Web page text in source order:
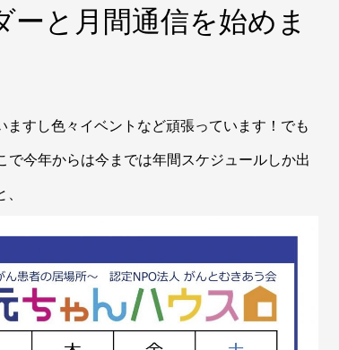
と月間通信を始めま
すし色々イベントなど頑張っています！でも
今年からは今までは年間スケジュールしか出